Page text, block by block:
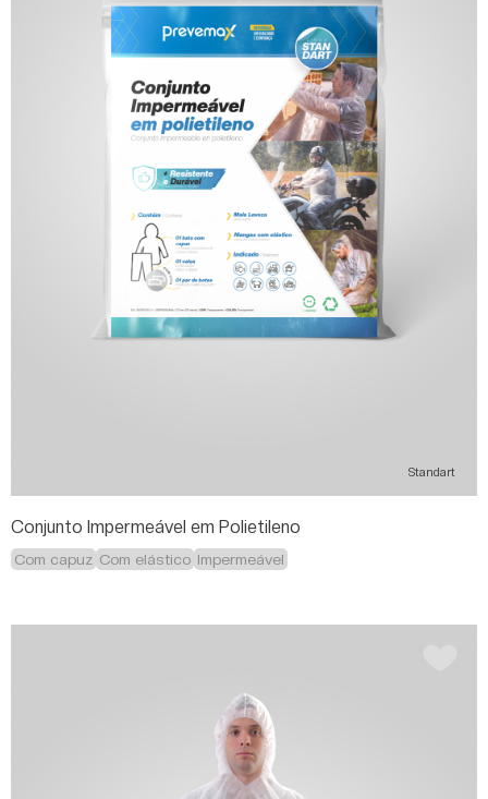
Standart
Conjunto Impermeável em Polietileno
Com capuz Com elástico Impermeável